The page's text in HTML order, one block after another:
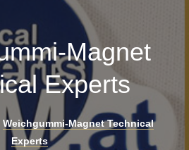
Magnet
Experts
Weichgummi-Magnet Technical
Experts